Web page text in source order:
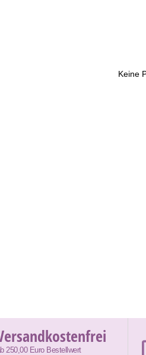
Keine
250,00 Euro Bestellwert